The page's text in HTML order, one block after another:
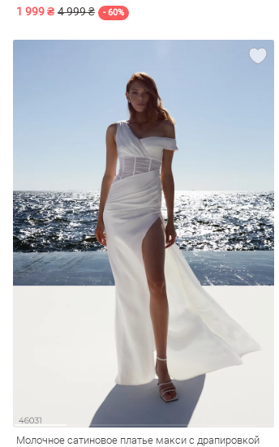
1 999 ₴ 4 999 ₴ - 60%
Молочное сатиновое платье макси с драпировкой